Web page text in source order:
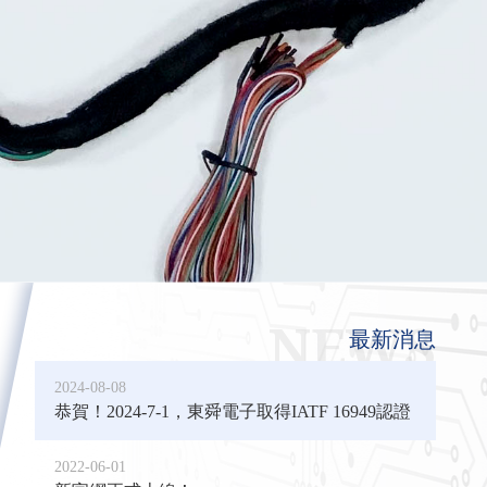
最新消息
2024-08-08
恭賀！2024-7-1，東舜電子取得IATF 16949認證
2022-06-01